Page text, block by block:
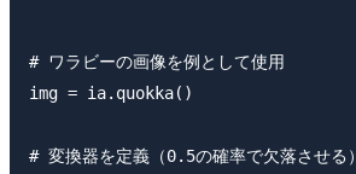
# ワラビーの画像を例として使用
img = ia.quokka()
# 変換器を定義（0.5の確率で欠落させる）